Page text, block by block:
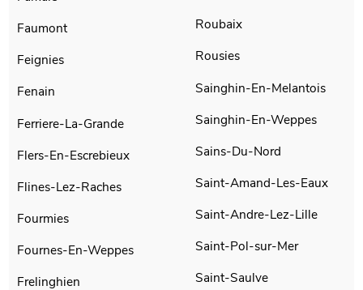
Faumont
Feignies
Fenain
Ferriere-La-Grande
Flers-En-Escrebieux
Flines-Lez-Raches
Fourmies
Fournes-En-Weppes
Frelinghien
Roubaix
Rousies
Sainghin-En-Melantois
Sainghin-En-Weppes
Sains-Du-Nord
Saint-Amand-Les-Eaux
Saint-Andre-Lez-Lille
Saint-Pol-sur-Mer
Saint-Saulve